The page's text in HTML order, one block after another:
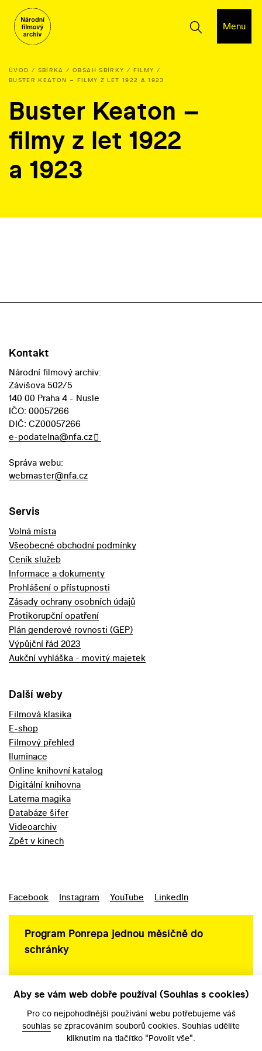
Menu
ÚVOD SBÍRKA OBSAH SBÍRKY
FILMY
BUSTER KEATON – FILMY Z LET 1922 A 1923
Buster Keaton –
filmy z let 1922
a 1923
Kontakt
Národní filmový archiv:
Závišova 502/5
140 00 Praha 4 - Nusle
IČO: 00057266
DIČ: CZ00057266
e-podatelna@nfa.cz
Správa webu:
webmaster@nfa.cz
Servis
Volná místa
Všeobecné obchodní podmínky
Ceník služeb
Informace a dokumenty
Prohlášení o přístupnosti
Zásady ochrany osobních údajů
Protikorupční opatření
Plán genderové rovnosti (GEP)
Výpůjční řád 2023
Aukční vyhláška - movitý majetek
Další weby
Filmová klasika
E-shop
Filmový přehled
Iluminace
Online knihovní katalog
Digitální knihovna
Laterna magika
Databáze šifer
Videoarchiv
Zpět v kinech
Facebook Instagram YouTube LinkedIn
Program Ponrepa jednou měsíčně do
schránky
Aby se vám web dobře používal (Souhlas s cookies)
Pro co nejpohodlnější používání webu potřebujeme váš
souhlas se zpracováním souborů cookies. Souhlas udělíte
kliknutím na tlačítko "Povolit vše".